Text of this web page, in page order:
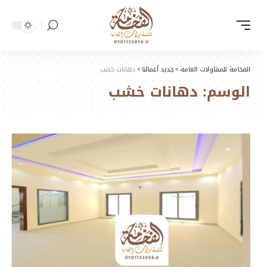
الفخامة للمقاولات العامة>جديد أعمالنا>دهانات خشب
الوسم: دهانات خشب